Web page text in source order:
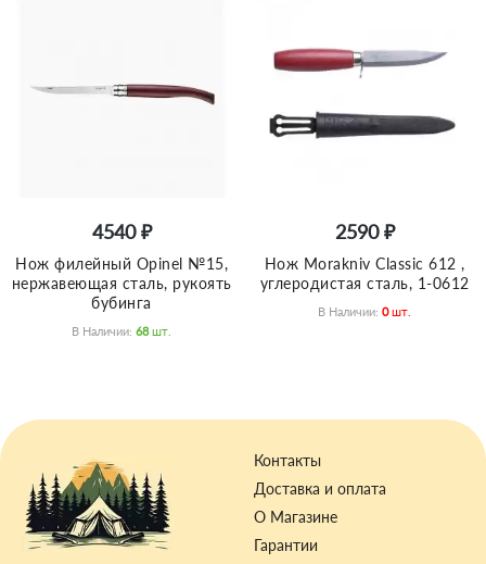
4540 ₽
Нож филейный Opinel №15,
нержавеющая сталь, рукоять
бубинга
В Наличии: 68 Шт.
2590 ₽
Нож Morakniv Сlassic 612 ,
углеродистая сталь, 1-0612
В Наличии: 0 Шт.
Контакты
Доставка и оплата
О Магазине
Гарантии